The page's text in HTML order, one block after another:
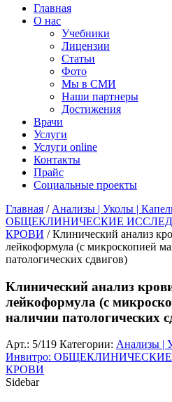
Главная
О нас
Учебники
Лицензии
Статьи
Фото
Мы в СМИ
Наши партнеры
Достижения
Врачи
Услуги
Услуги online
Контакты
Прайс
Социальные проекты
Главная / Анализы | Уколы |
ОБЩЕКЛИНИЧЕСКИЕ
КРОВИ / Клинический анализ
лейкоформула (с микроскопией
патологических сдвигов)
Клинический анализ
лейкоформула (с
наличии патологических
Арт.: 5/119 Категории: Анализы |
Инвитро:
КРОВИ
Sidebar